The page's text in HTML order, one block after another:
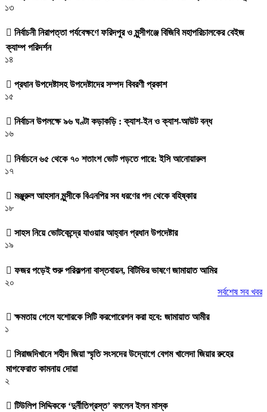
১৩
নির্বাচনী নিরাপত্তা পর্যবেক্ষণে ফরিদপুর ও মুন্সীগঞ্জে বিজিবি মহাপরিচালকের বেইজ
ক্যাম্প পরিদর্শন
১৪
প্রধান উপদেষ্টাসহ উপদেষ্টাদের সম্পদ বিবরণী প্রকাশ
১৫
নির্বাচন উপলক্ষে ৯৬ ঘণ্টা কড়াকড়ি : ক্যাশ-ইন ও ক্যাশ-আউট বন্ধ
১৬
নির্বাচনে ৬৫ থেকে ৭০ শতাংশ ভোট পড়তে পারে: ইসি আনোয়ারুল
১৭
মঞ্জুরুল আহসান মুন্সীকে বিএনপির সব ধরণের পদ থেকে বহিষ্কার
১৮
সাহস নিয়ে ভোটকেন্দ্রে যাওয়ার আহ্বান প্রধান উপদেষ্টার
১৯
ফজর পড়েই শুরু পরিকল্পনা বাস্তবায়ন, বিটিভির ভাষণে জামায়াত আমির
২০
সর্বশেষ সব খবর
ক্ষমতায় গেলে যশোরকে সিটি করপোরেশন করা হবে: জামায়াত আমীর
১
সিরাজদিখানে শহীদ জিয়া স্মৃতি সংসদের উদ্যোগে বেগম খালেদা জিয়ার রুহের
মাগফেরাত কামনায় দোয়া
২
টিউলিপ সিদ্দিককে ‘দুর্নীতিগ্রস্ত’ বললেন ইলন মাস্ক